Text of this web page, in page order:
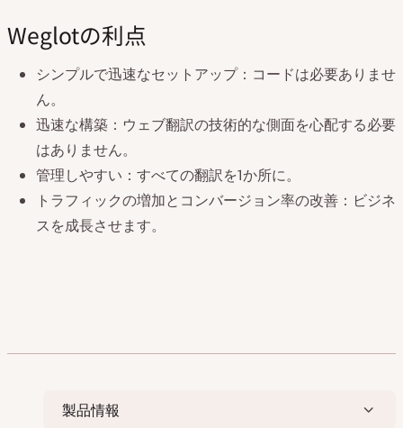
Weglotの利点
シンプルで迅速なセットアップ：コードは必要ありませ
ん。
迅速な構築：ウェブ翻訳の技術的な側面を心配する必要
はありません。
管理しやすい：すべての翻訳を1か所に。
トラフィックの増加とコンバージョン率の改善：ビジネ
スを成長させます。
製品情報